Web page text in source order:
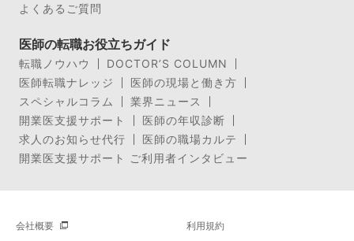
よくあるご質問
医師の転職お役立ちガイド
転職ノウハウ
DOCTOR’S COLUMN
医師転職ナレッジ
医師の現場と働き方
スペシャルコラム
業界ニュース
開業医支援サポート
医師の年収診断
求人のお知らせ代行
医師の職場カルテ
開業医支援サポート ご利用者インタビュー
会社概要 利用規約